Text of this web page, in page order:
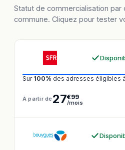
Statut de commercialisation par
commune. Cliquez pour tester
Sur 100% des adresses éligibles
À partir de 27€99
/mois